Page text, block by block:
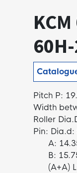
Pitch P:
Width
Roller
Pin: Dia.d:
A:
B:
(A+A)